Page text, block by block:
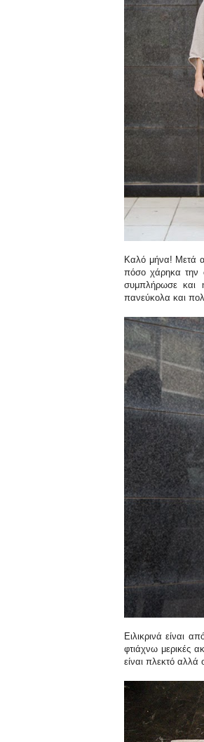
Καλό μήνα! Μετά
πόσο χάρηκα την
συμπλήρωσε και
πανεύκολα και
Ειλικρινά είναι
φτιάχνω μερικές
είναι πλεκτό αλλά